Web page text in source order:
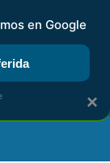
RENTA
×
en Google